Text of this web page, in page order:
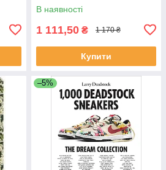
В наявності
1 111,50 ₴ 1 170 ₴
Купити
–5%